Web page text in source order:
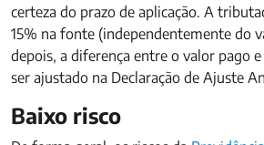
certeza do prazo de aplicação. A
15% na fonte (independentemente do
depois, a diferença entre o valor pago
ser ajustado na Declaração de Ajuste
Baixo risco